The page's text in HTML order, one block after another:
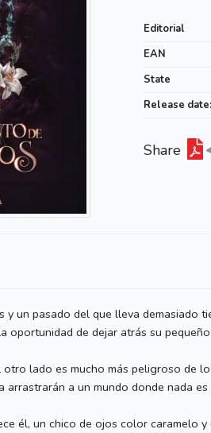
Editorial
EAN
State
Release date:
Share
y un pasado del que lleva demasiado
oportunidad de dejar atrás su
lado es mucho más peligroso de
arrastrarán a un mundo donde nada
él, un chico de ojos color caramelo